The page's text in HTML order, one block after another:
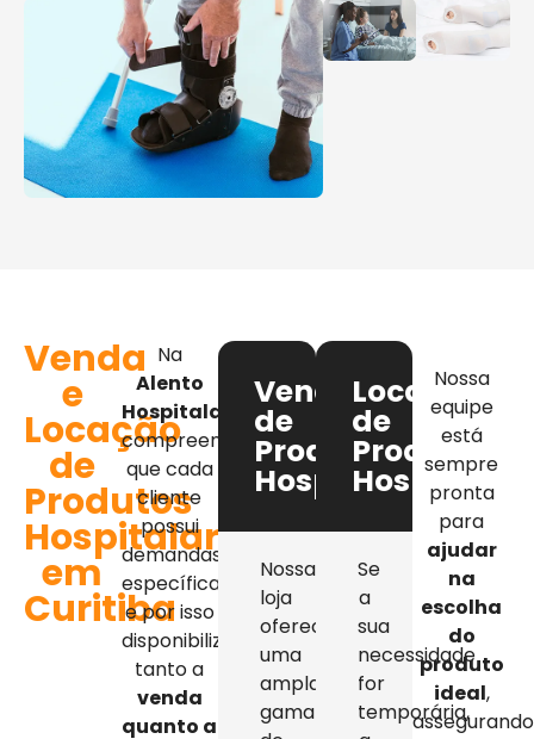
Venda
e
Locação
de
Produtos
Hospitalares
em
Curitiba
Na
Alento
Hospitalar
compreendemos
que cada
cliente
possui
demandas
específicas,
e por isso
disponibilizamos
tanto a
venda
quanto a
Venda
de
Produtos
Hospitalares
Nossa
loja
oferece
uma
ampla
gama
Locação
de
Produtos
Se
a
sua
necessidade
for
temporária,
Nossa
equipe
está
sempre
pronta
para
ajudar
na
escolha
do
produto
ideal,
assegurando